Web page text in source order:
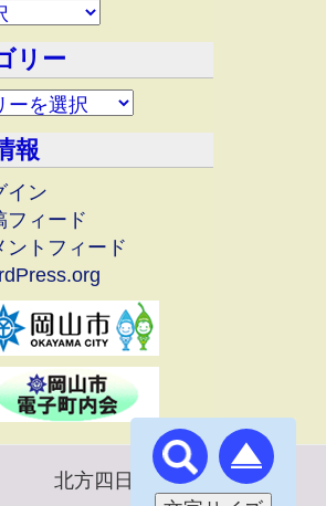
リー
報
イン
フィード
ントフィード
北方四日市町内会